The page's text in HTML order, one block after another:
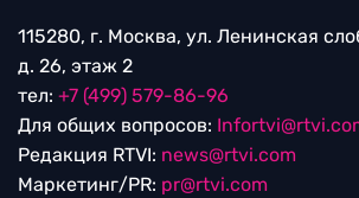
115280, г. Москва, ул. Ленинская
д. 26, этаж 2
тел: +7 (499) 579-86-96
Для общих вопросов:
Редакция RTVI: news@rtvi.com
Маркетинг/PR: pr@rtvi.com